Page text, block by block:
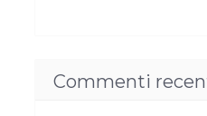
Commenti